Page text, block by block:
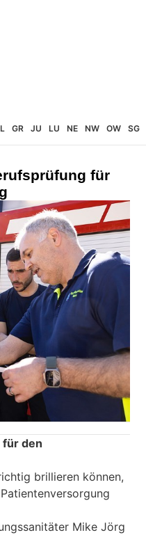
GR JU LU NE NW OW SG
für
den
brillieren können,
Mike Jörg